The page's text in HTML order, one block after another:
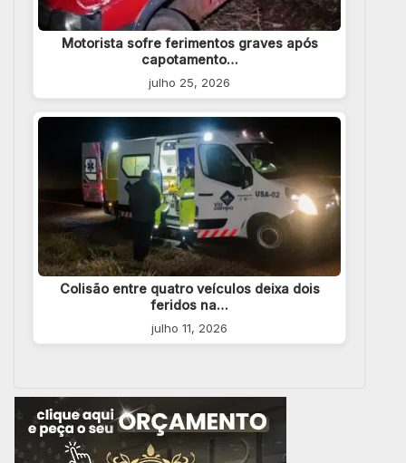
Motorista sofre ferimentos graves após
capotamento…
julho 25, 2026
Colisão entre quatro veículos deixa dois
feridos na…
julho 11, 2026